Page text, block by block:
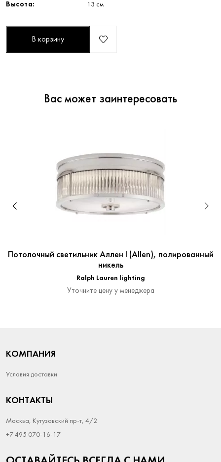
Высота: 13 см
В корзину
Вас может заинтересовать
Потолочный светильник Аллен I (Allen), полированный
никель
Ralph Lauren lighting
Уточните цену у менеджера
КОМПАНИЯ
Условия доставки
КОНТАКТЫ
Москва, Кутузовский пр-т, 4/2
+7 495 070-16-17